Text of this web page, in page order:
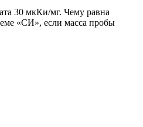
30 мкКи/мг. Чему равна
«СИ», если масса пробы